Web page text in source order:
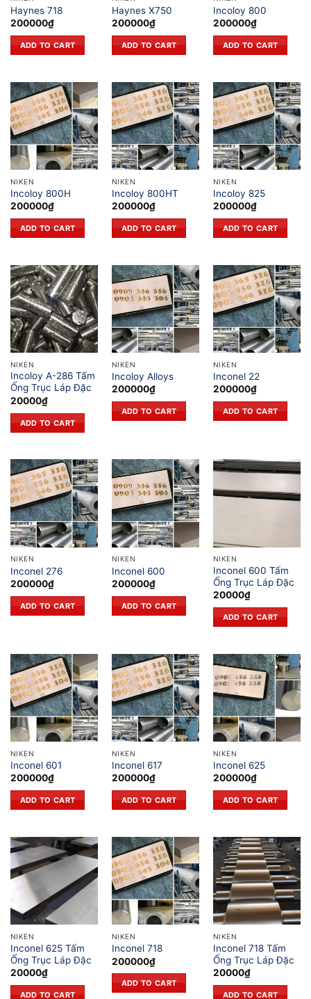
Haynes 718
200000₫
ADD TO CART
Haynes X750
200000₫
ADD TO CART
Incoloy 800
200000₫
ADD TO CART
NIKEN
Incoloy 800H
200000₫
ADD TO CART
NIKEN
Incoloy 800HT
200000₫
ADD TO CART
NIKEN
Incoloy 825
200000₫
ADD TO CART
NIKEN
Incoloy A-286 Tấm
Ống Trục Láp Đặc
20000₫
ADD TO CART
NIKEN
Incoloy Alloys
200000₫
ADD TO CART
NIKEN
Inconel 22
200000₫
ADD TO CART
NIKEN
Inconel 276
200000₫
ADD TO CART
NIKEN
Inconel 600
200000₫
ADD TO CART
NIKEN
Inconel 600 Tấm
Ống Trục Láp Đặc
20000₫
ADD TO CART
NIKEN
Inconel 601
200000₫
ADD TO CART
NIKEN
Inconel 617
200000₫
ADD TO CART
NIKEN
Inconel 625
200000₫
ADD TO CART
NIKEN
Inconel 625 Tấm
Ống Trục Láp Đặc
20000₫
ADD TO CART
NIKEN
Inconel 718
200000₫
ADD TO CART
NIKEN
Inconel 718 Tấm
Ống Trục Láp Đặc
20000₫
ADD TO CART